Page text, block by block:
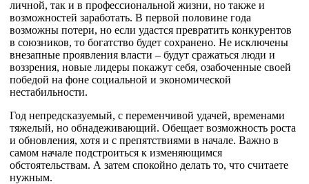
личной, так и в профессиональной жизни, но также и
возможностей заработать. В первой половине года
возможны потери, но если удастся превратить конкурентов
в союзников, то богатство будет сохранено. Не исключены
внезапные проявления власти – будут сражаться люди и
воззрения, новые лидеры покажут себя, озабоченные своей
победой на фоне социальной и экономической
нестабильности.
Год непредсказуемый, с переменчивой удачей, временами
тяжелый, но обнадеживающий. Обещает возможность роста
и обновления, хотя и с препятствиями в начале. Важно в
самом начале подстроиться к изменяющимся
обстоятельствам. А затем спокойно делать то, что считаете
нужным.